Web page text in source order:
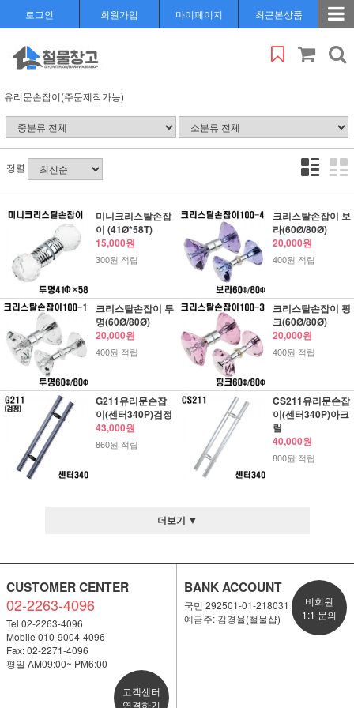
로그인 회원가입 마이페이지 최근본상품
유리문손잡이(주문제작가능)
정렬
미니크리스탈손잡
이 (41Ø*58T)
15,000원
300원 적립
크리스탈손잡이 보
라(60Ø/80Ø)
20,000원
400원 적립
크리스탈손잡이 투
명(60Ø/80Ø)
20,000원
400원 적립
크리스탈손잡이 핑
크(60Ø/80Ø)
20,000원
400원 적립
G211유리문손잡
이(센터340P)검정
43,000원
860원 적립
CS211유리문손잡
이(센터340P)아크
릴
40,000원
800원 적립
더보기 ▼
CUSTOMER CENTER
02-2263-4096
Tel 02-2263-4096
Mobile 010-9004-4096
Fax: 02-2271-4096
평일 AM09:00~ PM6:00
고객센터
연결하기
BANK ACCOUNT
국민 292501-01-218031
예금주: 김경율(철물샵)
비회원
1:1 문의